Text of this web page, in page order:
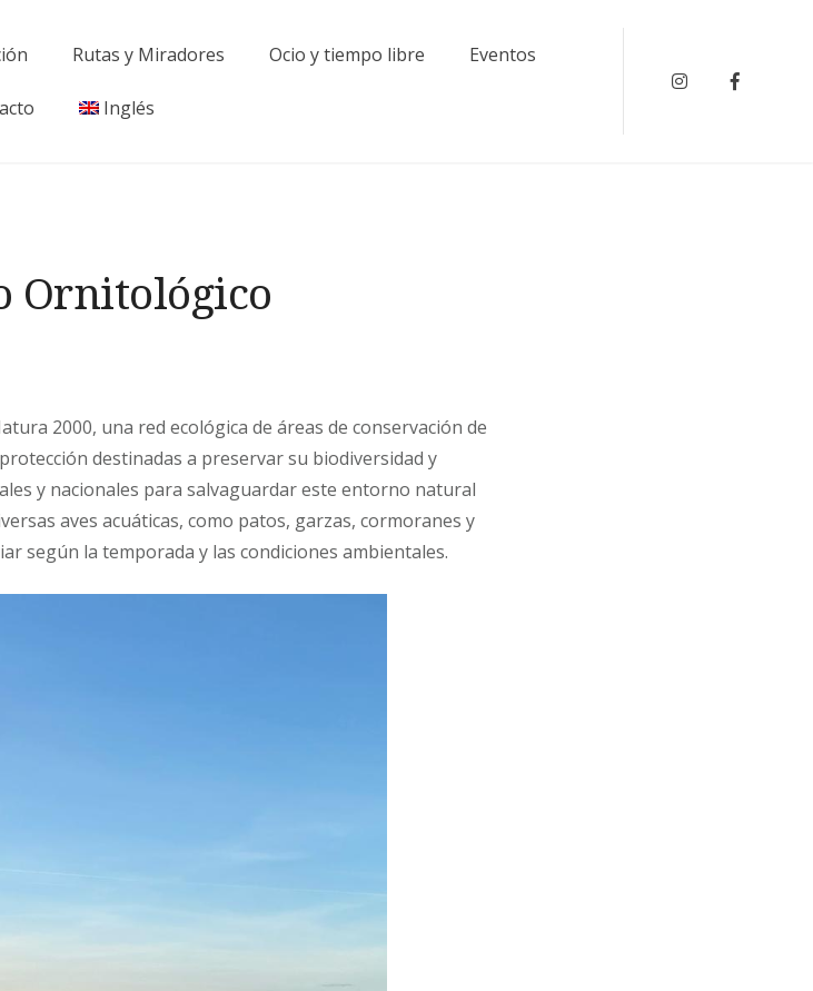
Rutas y Miradores Ocio y tiempo libre Eventos
Inglés
Instagram
Ornitológico
2000, una red ecológica de áreas de conservación de
destinadas a preservar su biodiversidad y
y nacionales para salvaguardar este entorno natural
aves acuáticas, como patos, garzas, cormoranes y
según la temporada y las condiciones ambientales.